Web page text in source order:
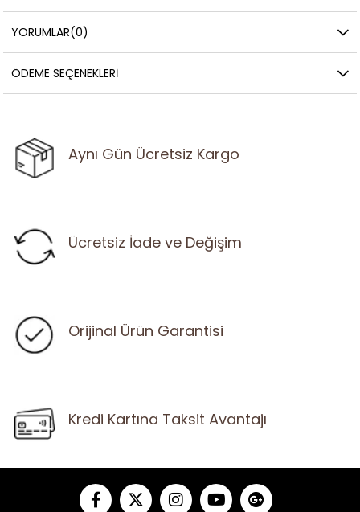
YORUMLAR(0)
ÖDEME SEÇENEKLERI
Aynı Gün Ücretsiz Kargo
Ücretsiz İade ve Değişim
Orijinal Ürün Garantisi
Kredi Kartına Taksit Avantajı